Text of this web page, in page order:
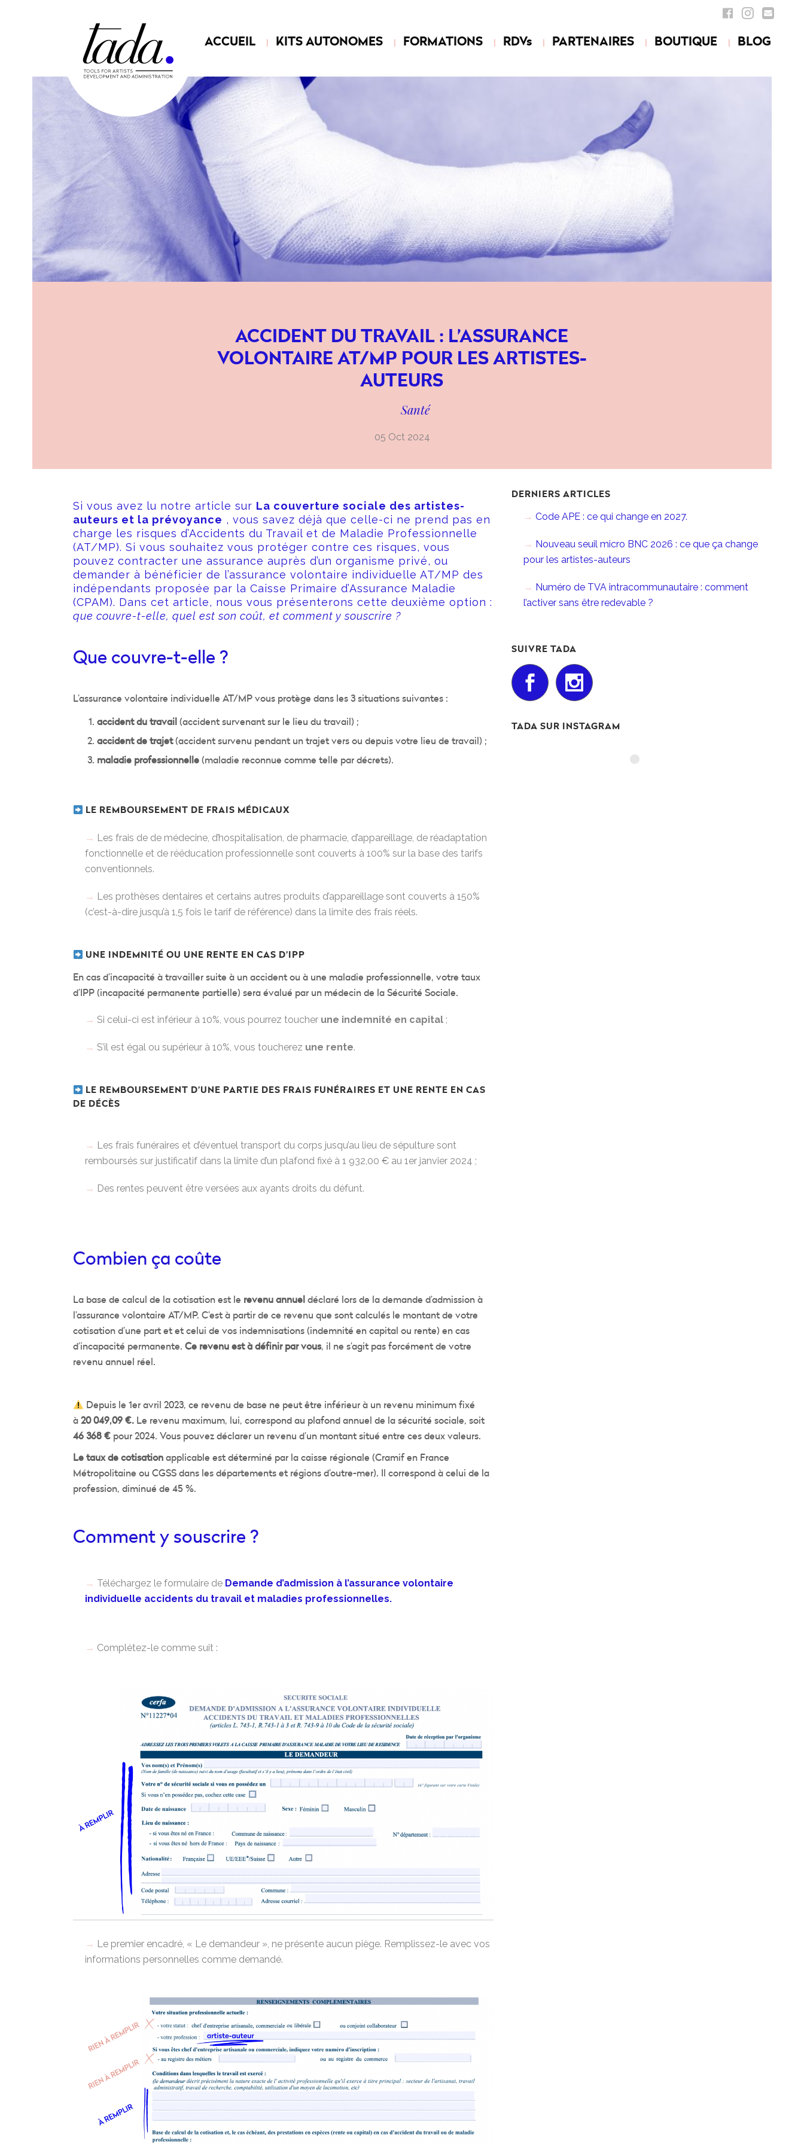
ACCUEIL KITS AUTONOMES FORMATIONS RDVs PARTENAIRES BOUTIQUE BLOG
ACCIDENT DU TRAVAIL : L’ASSURANCE
VOLONTAIRE AT/MP POUR LES ARTISTES-
AUTEURS
Santé
05 Oct 2024
Si vous avez lu notre article sur La couverture sociale des artistes-
auteurs et la prévoyance , vous savez déjà que celle-ci ne prend pas en
charge les risques d’Accidents du Travail et de Maladie Professionnelle
(AT/MP). Si vous souhaitez vous protéger contre ces risques, vous
pouvez contracter une assurance auprès d’un organisme privé, ou
demander à bénéficier de l’assurance volontaire individuelle AT/MP des
indépendants proposée par la Caisse Primaire d’Assurance Maladie
(CPAM). Dans cet article, nous vous présenterons cette deuxième option :
que couvre-t-elle, quel est son coût, et comment y souscrire ?
que couvre-t-elle ?
L’assurance volontaire individuelle AT/MP vous protège dans les 3 situations suivantes :
accident du travail(accident survenant sur le lieu du travail) ;
accident de trajet(accident survenu pendant un trajet vers ou depuis votre lieu de travail) ;
maladie professionnelle(maladie reconnue comme telle par décrets).
LE REMBOURSEMENT DE FRAIS MÉDICAUX
Les frais de de médecine, d’hospitalisation, de pharmacie, d’appareillage, de réadaptation
fonctionnelle et de rééducation professionnelle sont couverts à 100% sur la base des tarifs
conventionnels.
Les prothèses dentaires et certains autres produits d’appareillage sont couverts à 150%
(c’est-à-dire jusqu’à 1,5 fois le tarif de référence) dans la limite des frais réels.
UNE INDEMNITÉ OU UNE RENTE EN CAS D’IPP
En cas d’incapacité à travailler suite à un accident ou à une maladie professionnelle, votre taux
d’IPP (incapacité permanente partielle) sera évalué par un médecin de la Sécurité Sociale.
Si celui-ci est inférieur à 10%, vous pourrez toucher une indemnité en capital ;
S’il est égal ou supérieur à 10%, vous toucherez une rente.
LE REMBOURSEMENT D’UNE PARTIE DES FRAIS FUNÉRAIRES ET UNE RENTE EN CAS
DE DÉCÈS
Les frais funéraires et d’éventuel transport du corps jusqu’au lieu de sépulture sont
remboursés sur justificatif dans la limite d’un plafond fixé à 1 932,00 € au 1er janvier 2024 ;
Des rentes peuvent être versées aux ayants droits du défunt.
combien ça coûte
La base de calcul de la cotisation est le revenu annueldéclaré lors de la demande d’admission à
l’assurance volontaire AT/MP. C’est à partir de ce revenu que sont calculés le montant de votre
cotisation d’une part et et celui de vos indemnisations (indemnité en capital ou rente) en cas
d’incapacité permanente. Ce revenu est à définir par vous, il ne s’agit pas forcément de votre
revenu annuel réel.
Depuis le 1er avril 2023, ce revenu de base ne peut être inférieur à un revenu minimum fixé
à20 049,09 €. Le revenu maximum, lui, correspond au plafond annuel de la sécurité sociale, soit
46 368 € pour 2024. Vous pouvez déclarer un revenu d’un montant situé entre ces deux valeurs.
Le taux de cotisationapplicable est déterminé par la caisse régionale (Cramif en France
Métropolitaine ou CGSS dans les départements et régions d’outre-mer). Il correspond à celui de la
profession, diminué de 45 %.
comment y souscrire ?
Téléchargez le formulaire de Demande d’admission à l’assurance volontaire
individuelle accidents du travail et maladies professionnelles.
Complétez-le comme suit :
Le premier encadré, « Le demandeur », ne présente aucun piège. Remplissez-le avec vos
informations personnelles comme demandé.
DERNIERS ARTICLES
Code APE : ce qui change en 2027.
Nouveau seuil micro BNC 2026 : ce que ça change
pour les artistes-auteurs
Numéro de TVA intracommunautaire : comment
l’activer sans être redevable ?
SUIVRE TADA
TADA SUR INSTAGRAM